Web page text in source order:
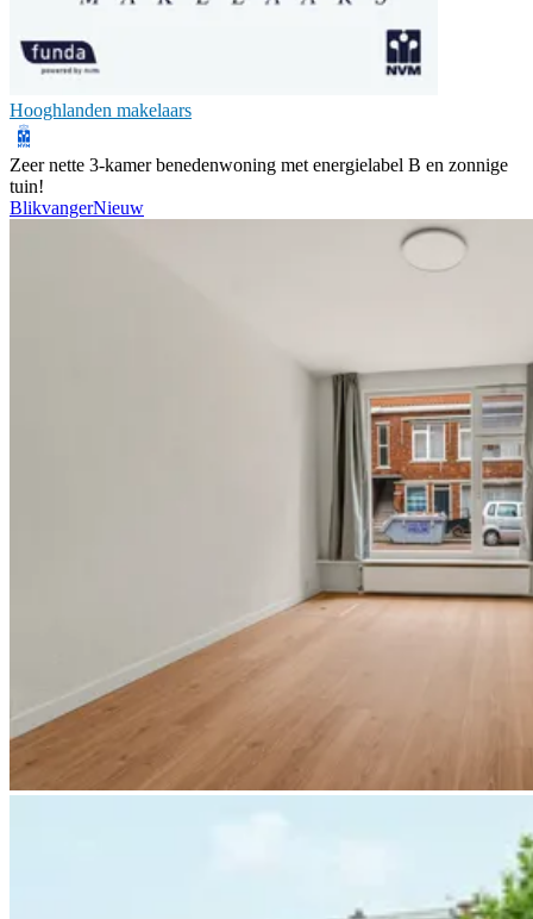
Hooghlanden makelaars
Zeer nette 3-kamer benedenwoning met energielabel B en zonnige
tuin!
BlikvangerNieuw